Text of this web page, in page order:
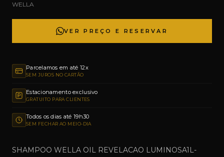
WELLA
VER PREÇO E RESERVAR
Parcelamos em até 12x
SEM JUROS NO CARTÃO
Estacionamento exclusivo
GRATUITO PARA CLIENTES
Todos os dias até 19h30
SEM FECHAR AO MEIO-DIA
SHAMPOO WELLA OIL REVELACAO LUMINOSA1L-